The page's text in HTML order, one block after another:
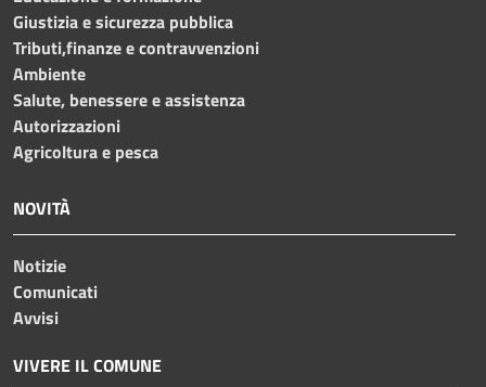
Giustizia e sicurezza pubblica
Tributi,finanze e contravvenzioni
Ambiente
Salute, benessere e assistenza
Autorizzazioni
Agricoltura e pesca
NOVITÀ
Notizie
Comunicati
Avvisi
VIVERE IL COMUNE